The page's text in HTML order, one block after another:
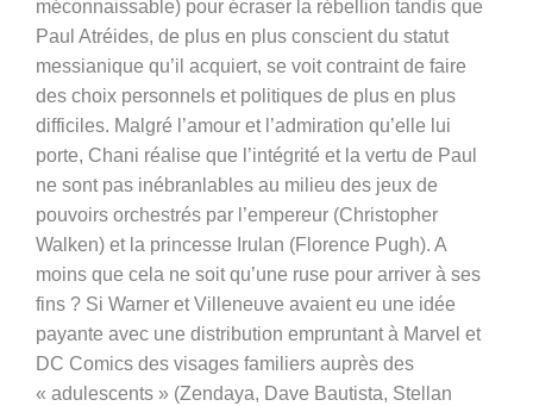
méconnaissable) pour écraser la rébellion tandis que
Paul Atréides, de plus en plus conscient du statut
messianique qu’il acquiert, se voit contraint de faire
des choix personnels et politiques de plus en plus
difficiles. Malgré l’amour et l’admiration qu’elle lui
porte, Chani réalise que l’intégrité et la vertu de Paul
ne sont pas inébranlables au milieu des jeux de
pouvoirs orchestrés par l’empereur (Christopher
Walken) et la princesse Irulan (Florence Pugh). A
moins que cela ne soit qu’une ruse pour arriver à ses
fins ? Si Warner et Villeneuve avaient eu une idée
payante avec une distribution empruntant à Marvel et
DC Comics des visages familiers auprès des
« adulescents » (Zendaya, Dave Bautista, Stellan